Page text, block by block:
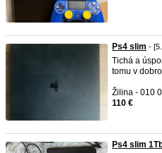
Ps4 slim -
Tichá a
tomu v
Žilina - 010
110 €
Ps4 slim